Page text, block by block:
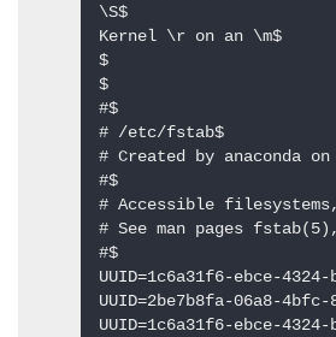
\S$
Kernel \r on an \m$
$
$
#$
# /etc/fstab$
# Created by anaconda
#$
# Accessible
# See man pages
#$
UUID=1c6a31f6-ebce-
UUID=2be7b8fa-06a8-
UUID=1c6a31f6-ebce-